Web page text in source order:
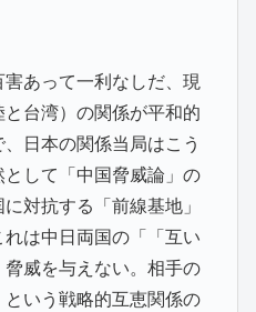
あって一利なしだ、現
台湾）の関係が平和的
日本の関係当局はこう
して「中国脅威論」の
対抗する「前線基地」
は中日両国の「「互い
威を与えない。相手の
いう戦略的互恵関係の